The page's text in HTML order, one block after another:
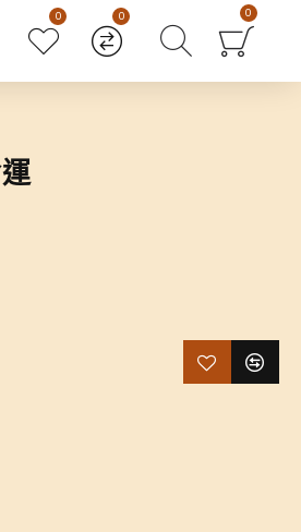
0 0 0